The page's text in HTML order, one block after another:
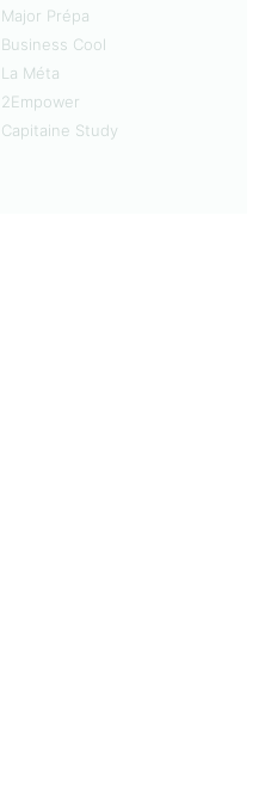
Major Prépa
Business Cool
La Méta
2Empower
Capitaine Study